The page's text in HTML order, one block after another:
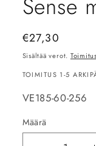
Sense
Normaalihinta
€27,30
Sisältää verot.
TOIMITUS 1-5
SKU-
VE185-60-256
Määrä